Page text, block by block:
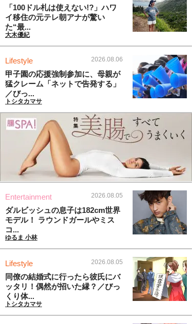
「100ドル札は使えない!?」ハワ
イ移住の元テレ朝アナが驚い
た“最...
大木優紀
Lifestyle 2026.08.06
甲子園の応援強制参加に、母親が
猛クレーム「ネットで告発する」
／びっ...
トシタカマサ
Entertainment 2026.08.05
ダルビッシュの息子は182cm世界
モデル！ ラウンドガールやミス
コ...
ゆるま 小林
Lifestyle 2026.08.05
同僚の結婚式に行ったら彼氏にバ
ッタリ！偶然が招いた縁？／びっ
くり体...
トシタカマサ